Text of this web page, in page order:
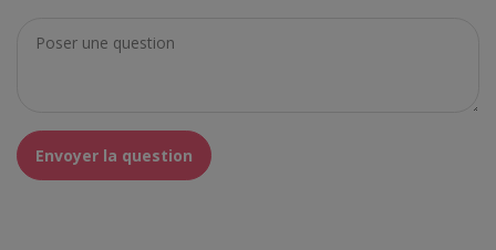
Envoyer la question